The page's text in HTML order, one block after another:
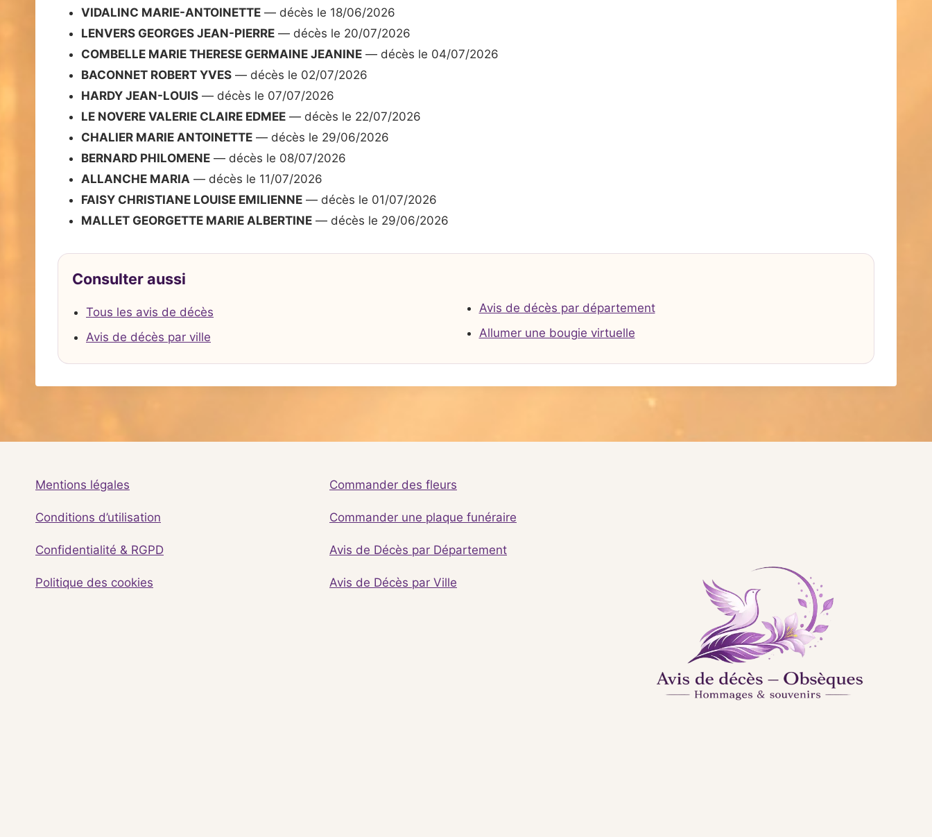
VIDALINC MARIE-ANTOINETTE — décès le 18/06/2026
LENVERS GEORGES JEAN-PIERRE — décès le 20/07/2026
COMBELLE MARIE THERESE GERMAINE JEANINE — décès le 04/07/2026
BACONNET ROBERT YVES — décès le 02/07/2026
HARDY JEAN-LOUIS — décès le 07/07/2026
LE NOVERE VALERIE CLAIRE EDMEE — décès le 22/07/2026
CHALIER MARIE ANTOINETTE — décès le 29/06/2026
BERNARD PHILOMENE — décès le 08/07/2026
ALLANCHE MARIA — décès le 11/07/2026
FAISY CHRISTIANE LOUISE EMILIENNE — décès le 01/07/2026
MALLET GEORGETTE MARIE ALBERTINE — décès le 29/06/2026
Consulter aussi
Tous les avis de décès
Avis de décès par ville
Avis de décès par département
Allumer une bougie virtuelle
Mentions légales
Conditions d’utilisation
Confidentialité & RGPD
Politique des cookies
Commander des fleurs
Commander une plaque funéraire
Avis de Décès par Département
Avis de Décès par Ville